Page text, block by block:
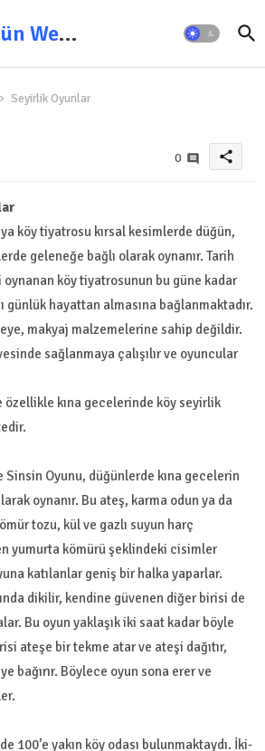
Kutludüğün Web Sitesi
Seyirlik Oyunlar
0 share
köy tiyatrosu kırsal kesimlerde düğün,
geleneğe bağlı olarak oynanır. Tarih
köy tiyatrosunun bu güne kadar
günlük hayattan almasına bağlanmaktadır.
makyaj malzemelerine sahip değildir.
sağlanmaya çalışılır ve oyuncular
kına gecelerinde köy seyirlik
Oyunu, düğünlerde kına gecelerin
oynanır. Bu ateş, karma odun ya da
tozu, kül ve gazlı suyun harç
yumurta kömürü şeklindeki cisimler
katılanlar geniş bir halka yaparlar.
dikilir, kendine güvenen diğer birisi de
Bu oyun yaklaşık iki saat kadar böyle
ateşe bir tekme atar ve ateşi dağıtır,
bağırır. Böylece oyun sona erer ve
100’e yakın köy odası bulunmaktaydı. İki-